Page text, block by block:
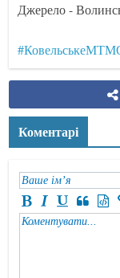
Джерело -
Коментарі